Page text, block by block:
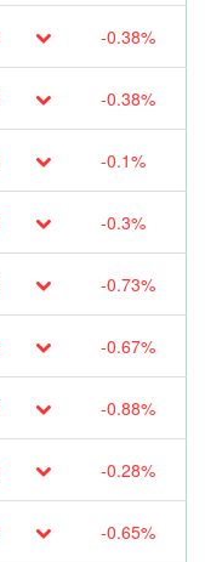
-0.38%
-0.38%
-0.1%
-0.3%
-0.73%
-0.67%
-0.88%
-0.28%
-0.65%